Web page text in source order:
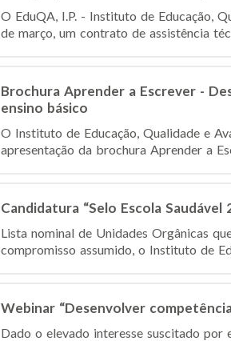
O EduQA, I.P. - Instituto de Educação,
de março, um contrato de assistência
Brochura Aprender a Escrever -
ensino básico
O Instituto de Educação, Qualidade e
apresentação da brochura Aprender a
Candidatura “Selo Escola Saudável
Lista nominal de Unidades Orgânicas
compromisso assumido, o Instituto de
Webinar “Desenvolver
Dado o elevado interesse suscitado